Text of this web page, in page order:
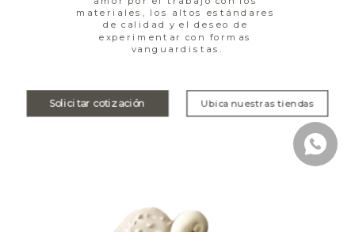
Ubica nuestras tiendas
Solicitar cotización
materiales, los altos estándares
de calidad y el deseo de
experimentar con formas
vanguardistas.